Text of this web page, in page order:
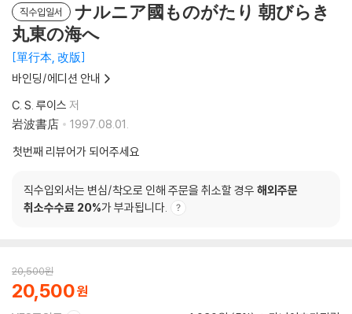
직수입일서
ナルニア國ものがたり 朝びらき
丸東の海へ
單行本, 改版
바인딩/에디션 안내
C. S. 루이스 저
岩波書店
1997.08.01.
첫번째 리뷰어가 되어주세요
직수입외서는 변심/착오로 인해 주문을 취소할 경우 해외주문
취소수수료 20%가 부과됩니다.
20,500원
20,500